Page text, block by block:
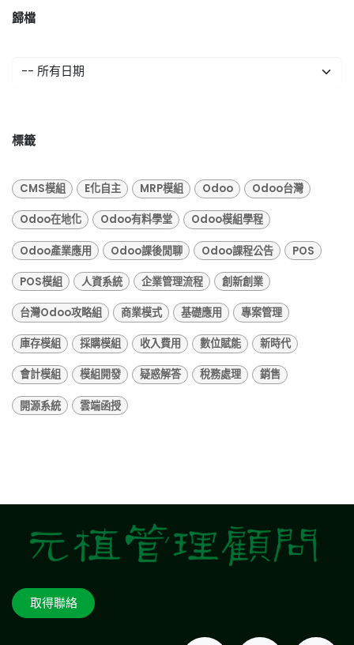
歸檔
標籤
CMS模組 E化自主 MRP模組 Odoo Odoo台灣
Odoo在地化 Odoo有料學堂 Odoo模組學程
Odoo產業應用 Odoo課後閒聊 Odoo課程公告 POS
POS模組 人資系統 企業管理流程 創新創業
台灣Odoo攻略組 商業模式 基礎應用 專案管理
庫存模組 採購模組 收入費用 數位賦能 新時代
會計模組 模組開發 疑惑解答 稅務處理 銷售
開源系統 雲端函授
取得聯絡